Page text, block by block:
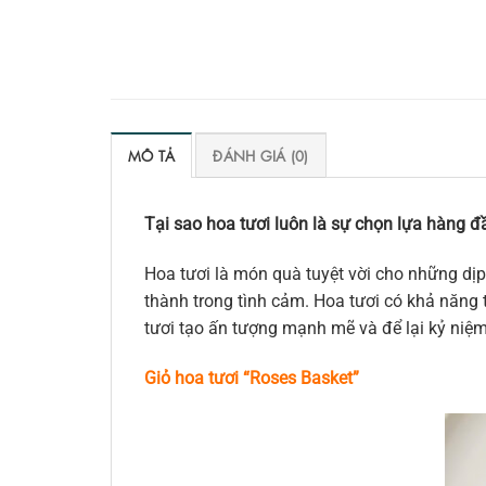
MÔ TẢ ĐÁNH GIÁ (0)
Tại sao hoa tươi luôn là sự chọn lựa hàng
Hoa tươi là món quà tuyệt vời cho những
thành trong tình cảm. Hoa tươi có khả
tươi tạo ấn tượng mạnh mẽ và để lại kỷ
Giỏ hoa tươi “Roses Basket”